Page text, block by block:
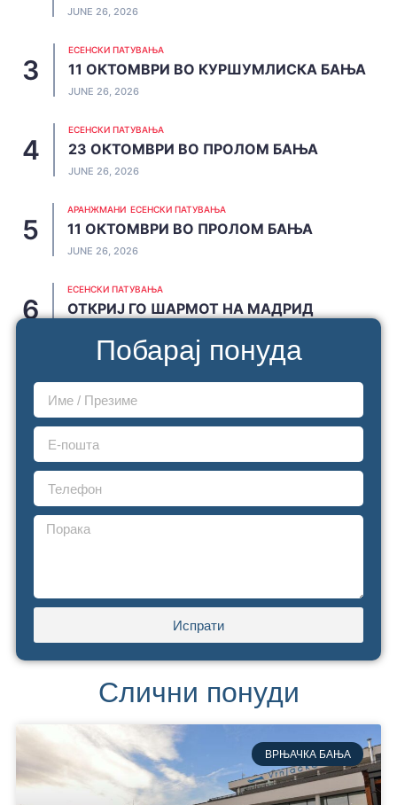
JUNE 26, 2026
ЕСЕНСКИ ПАТУВАЊА
11 ОКТОМВРИ ВО КУРШУМЛИСКА БАЊА
JUNE 26, 2026
ЕСЕНСКИ ПАТУВАЊА
23 ОКТОМВРИ ВО ПРОЛОМ БАЊА
JUNE 26, 2026
АРАНЖМАНИ ЕСЕНСКИ ПАТУВАЊА
11 ОКТОМВРИ ВО ПРОЛОМ БАЊА
JUNE 26, 2026
ЕСЕНСКИ ПАТУВАЊА
ОТКРИЈ ГО ШАРМОТ НА МАДРИД
Побарај понуда
Испрати
Слични понуди
ВРЊАЧКА БАЊА